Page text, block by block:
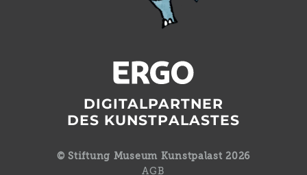
DIGITALPARTNER
DES KUNSTPALASTES
© Stiftung Museum Kunstpalast 2026
AGB